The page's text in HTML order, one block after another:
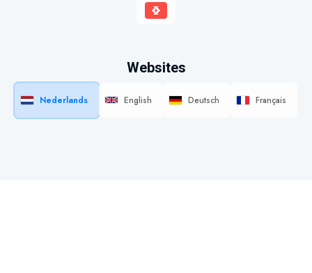
Websites
Nederlands English Deutsch Français